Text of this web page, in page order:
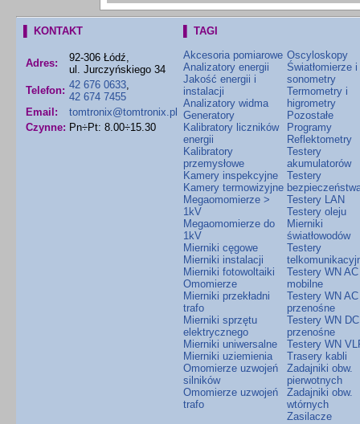
▌ KONTAKT
Adres:
92-306 Łódź,
ul. Jurczyńskiego 34
Telefon: 42 676 0633,
42 674 7455
Email:
tomtronix@tomtronix.pl
Czynne: Pn÷Pt: 8.00÷15.30
▌ TAGI
Akcesoria pomiarowe
Analizatory energii
Jakość energii i
instalacji
Analizatory widma
Generatory
Kalibratory liczników
energii
Kalibratory
przemysłowe
Kamery inspekcyjne
Kamery termowizyjne
Megaomomierze >
1kV
Megaomomierze do
1kV
Mierniki cęgowe
Mierniki instalacji
Mierniki fotowoltaiki
Omomierze
Mierniki przekładni
trafo
Mierniki sprzętu
elektrycznego
Mierniki uniwersalne
Mierniki uziemienia
Omomierze uzwojeń
silników
Omomierze uzwojeń
trafo
Oscyloskopy
Światłomierze i
sonometry
Termometry i
higrometry
Pozostałe
Programy
Reflektometry
Testery
akumulatorów
Testery
Testery LAN
Testery oleju
Mierniki
światłowodów
Testery
Testery WN AC
mobilne
Testery WN AC
przenośne
Testery WN DC
przenośne
Testery WN
Trasery kabli
Zadajniki obw.
pierwotnych
Zadajniki obw.
wtórnych
Zasilacze